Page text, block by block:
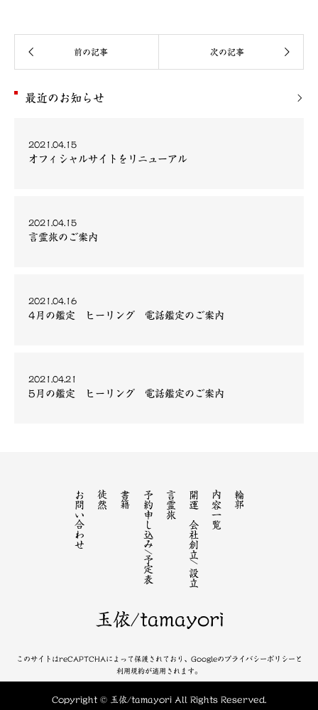
最近のお知らせ
2021.04.15
オフィシャルサイトをリニューアル
2021.04.15
言霊旅のご案内
2021.04.16
4月の鑑定 ヒーリング 電話鑑定のご案内
2021.04.21
5月の鑑定 ヒーリング 電話鑑定のご案内
輪郭
内容一覧
開運 会社創立/ 設立
言霊旅
予約申し込み/予定表
書籍
徒然
お問い合わせ
玉依/tamayori
このサイトはreCAPTCHAによって保護されており、Googleのプライバシーポリシーと
利用規約が適用されます。
Copyright © 玉依/tamayori All Rights Reserved.